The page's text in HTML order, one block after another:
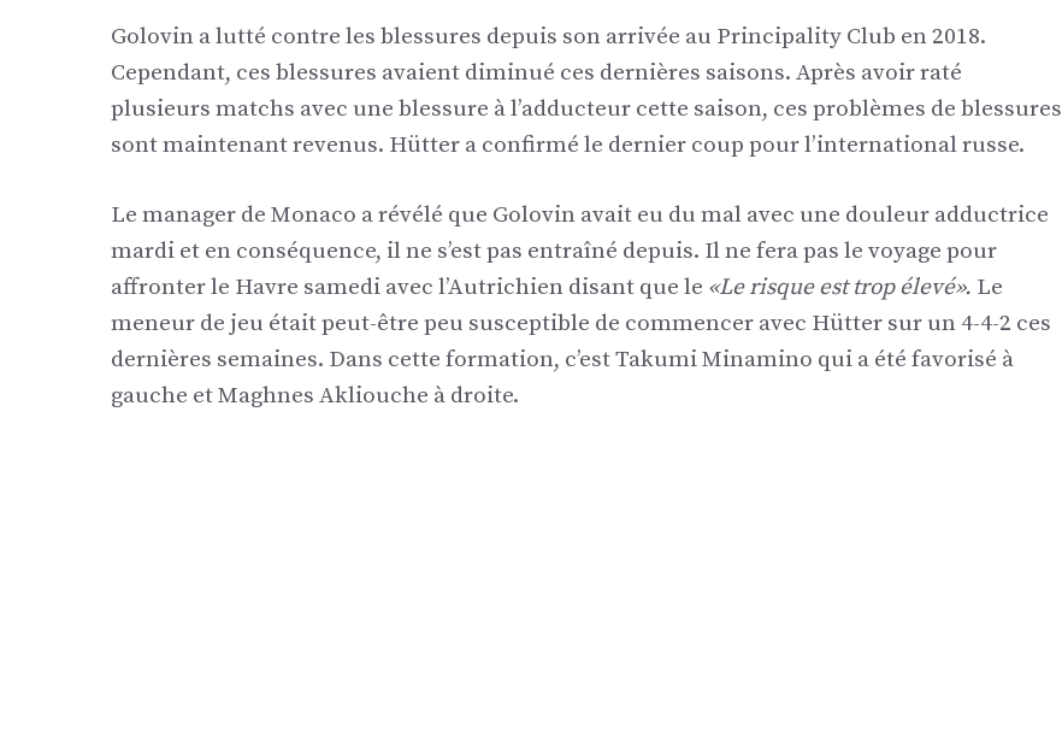
Golovin a lutté contre les blessures depuis son arrivée au Principality Club en 2018.
Cependant, ces blessures avaient diminué ces dernières saisons. Après avoir raté
plusieurs matchs avec une blessure à l’adducteur cette saison, ces problèmes de blessures
sont maintenant revenus. Hütter a confirmé le dernier coup pour l’international russe.
Le manager de Monaco a révélé que Golovin avait eu du mal avec une douleur adductrice
mardi et en conséquence, il ne s’est pas entraîné depuis. Il ne fera pas le voyage pour
affronter le Havre samedi avec l’Autrichien disant que le «Le risque est trop élevé». Le
meneur de jeu était peut-être peu susceptible de commencer avec Hütter sur un 4-4-2 ces
dernières semaines. Dans cette formation, c’est Takumi Minamino qui a été favorisé à
gauche et Maghnes Akliouche à droite.